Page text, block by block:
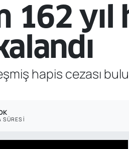
yıl
hapis cezası
SÜRESI